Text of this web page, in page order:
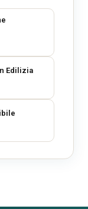
Edilizia